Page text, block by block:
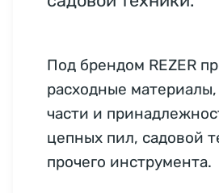
Под брендом REZER
расходные
части и
цепных пил, садовой
прочего инструмента.